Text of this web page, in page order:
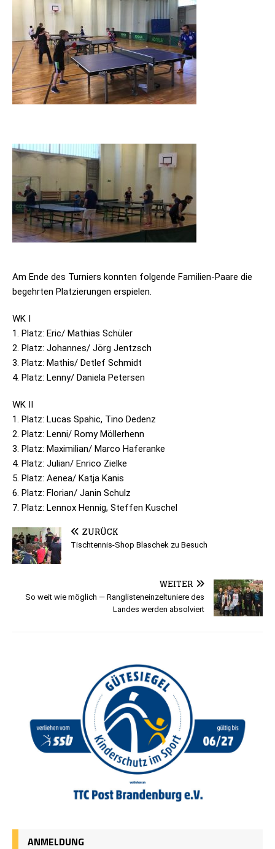
Am Ende des Tur­niers konn­ten fol­gende Fami­lien-Paare die
begehr­ten Plat­zie­run­gen erspielen.
WK I
1. Platz: Eric/ Mathias Schüler
2. Platz: Johannes/ Jörg Jentzsch
3. Platz: Mathis/ Det­lef Schmidt
4. Platz: Lenny/ Daniela Petersen
WK II
1. Platz: Lucas Spa­hic, Tino Dedenz
2. Platz: Lenni/ Romy Möllerhenn
3. Platz: Maximilian/ Marco Haferanke
4. Platz: Julian/ Enrico Zielke
5. Platz: Aenea/ Katja Kanis
6. Platz: Florian/ Janin Schulz
7. Platz: Lennox Hen­nig, Stef­fen Kuschel
ZURÜCK
Tischtennis-Shop Blaschek zu Besuch
WEITER
So weit wie möglich — Ranglisteneinzeltuniere des
Landes werden absolviert
ANMELDUNG